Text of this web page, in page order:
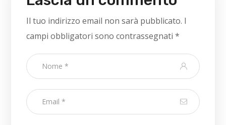
Il tuo indirizzo email non sarà pubblicato. I
campi obbligatori sono contrassegnati*